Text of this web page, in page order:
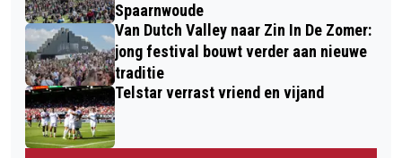
Spaarnwoude
Van Dutch Valley naar Zin In De Zomer:
jong festival bouwt verder aan nieuwe
traditie
Telstar verrast vriend en vijand